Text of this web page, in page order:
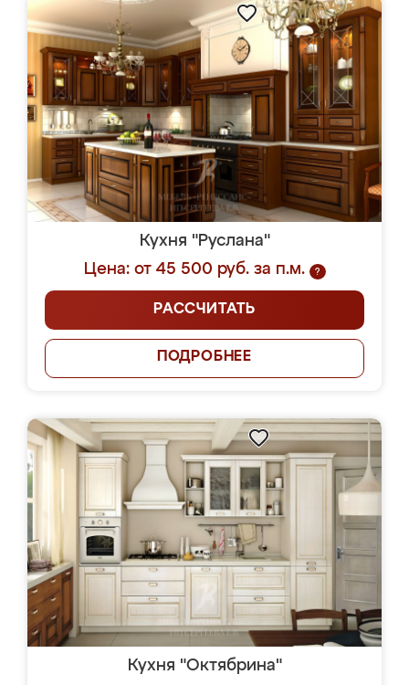
Кухня "Руслана"
Цена: от 45 500 руб. за п.м.
?
РАССЧИТАТЬ
ПОДРОБНЕЕ
Кухня "Октябрина"